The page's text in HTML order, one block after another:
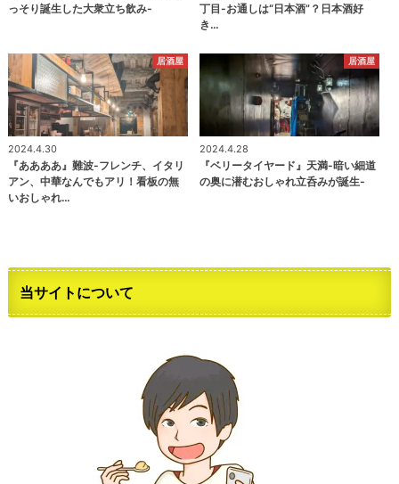
っそり誕生した大衆立ち飲み-
丁目-お通しは“日本酒”？日本酒好
き…
居酒屋
2024.4.30
『ああああ』難波-フレンチ、イタリ
アン、中華なんでもアリ！看板の無
いおしゃれ…
居酒屋
2024.4.28
『ベリータイヤード』天満-暗い細道
の奥に潜むおしゃれ立呑みが誕生-
当サイトについて